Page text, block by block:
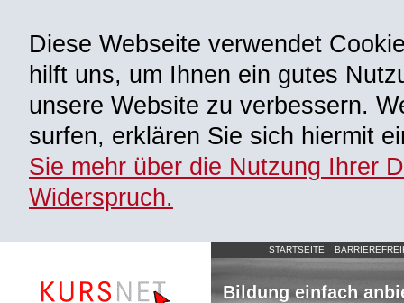
Diese Webseite verwendet
hilft uns, um Ihnen ein gutes
unsere Website zu verbessern.
surfen, erklären Sie sich hiermit
Sie mehr über die Nutzung Ihrer
Widerspruch.
STARTSEITE
Bildung einfach